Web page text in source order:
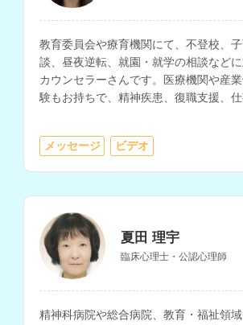
教育委員会や療育機関にて、不登校、
談、昼夜逆転、就園・就学の相談など
カウンセラーさんです。医療機関や産
験もお持ちで、精神疾患、復職支援、仕
メッセージ ビデオ
夏田 理宇
臨床心理士・公認心理師
精神科病院や総合病院、教育・福祉領